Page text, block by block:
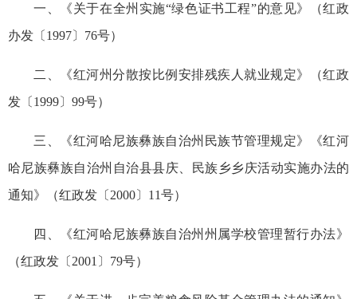
一、《关于在全州实施“绿色证书工程”的意见》（红政
办发〔1997〕76号）
二、《红河州分散按比例安排残疾人就业规定》（红政
发〔1999〕99号）
三、《红河哈尼族彝族自治州民族节管理规定》《红河
哈尼族彝族自治州自治县县庆、民族乡乡庆活动实施办法的
通知》（红政发〔2000〕11号）
四、《红河哈尼族彝族自治州州属学校管理暂行办法》
（红政发〔2001〕79号）